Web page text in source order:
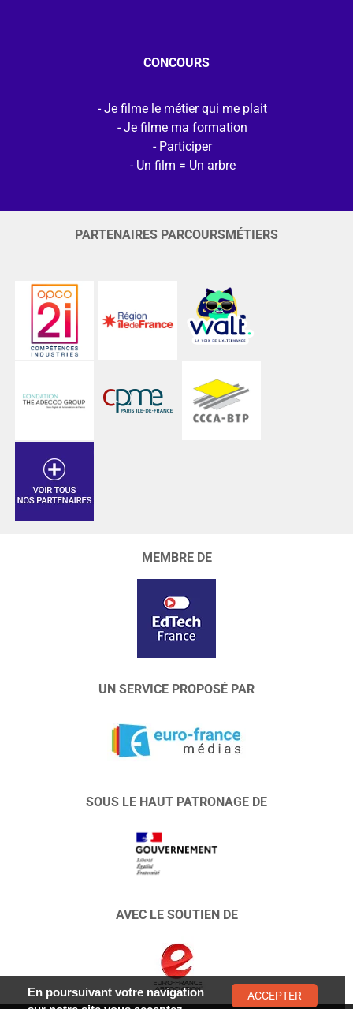
CONCOURS
Je filme le métier qui me plait
Je filme ma formation
Participer
Un film = Un arbre
PARTENAIRES PARCOURSMÉTIERS
MEMBRE DE
UN SERVICE PROPOSÉ PAR
SOUS LE HAUT PATRONAGE DE
AVEC LE SOUTIEN DE
En poursuivant votre navigation
ACCEPTER